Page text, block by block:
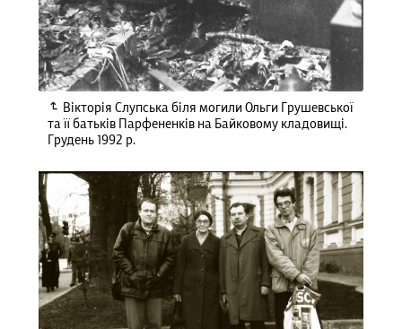
Вікторія Слупська біля могили Ольги Грушевської
та її батьків Парфененків на Байковому кладовищі.
Грудень 1992 р.